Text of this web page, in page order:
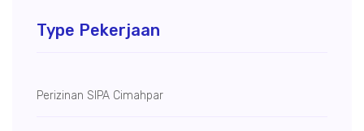
Type Pekerjaan
Perizinan SIPA Cimahpar